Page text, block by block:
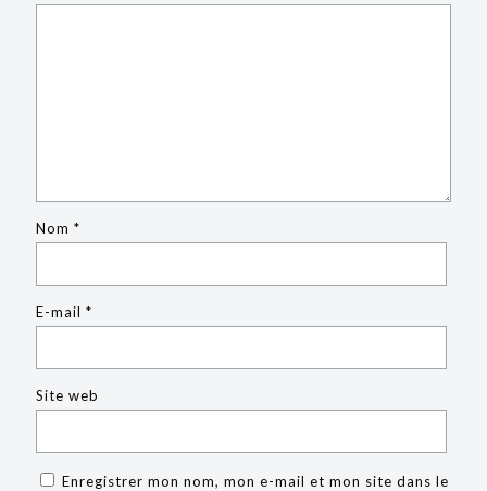
Nom *
E-mail *
Site web
Enregistrer mon nom, mon e-mail et mon site dans le